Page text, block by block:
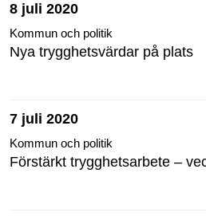
8 juli 2020
Kommun och politik
Nya trygghetsvärdar på plats
7 juli 2020
Kommun och politik
Förstärkt trygghetsarbete –